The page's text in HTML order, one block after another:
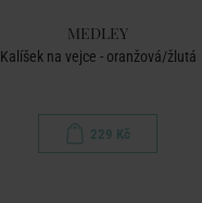
MEDLEY
Kalíšek na vejce - oranžová/žlutá
229 Kč